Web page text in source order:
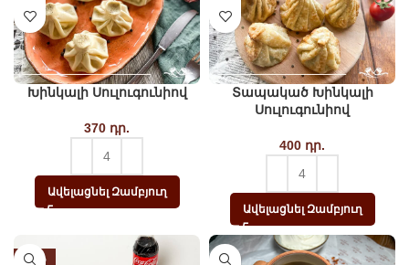
Խինկալի Սուլուգունիով
370 դր.
Ավելացնել Զամբյուղ
Տապակած Խինկալի
Սուլուգունիով
400 դր.
Ավելացնել Զամբյուղ
-30%